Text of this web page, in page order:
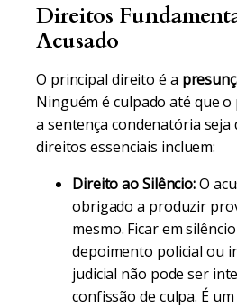
Direitos
Acusado
O principal direito é a
Ninguém é culpado até que
a sentença condenatória
direitos essenciais incluem:
Direito ao Silêncio:O
obrigado a produzir
mesmo. Ficar em
depoimento policial ou
judicial não pode ser
confissão de culpa. É